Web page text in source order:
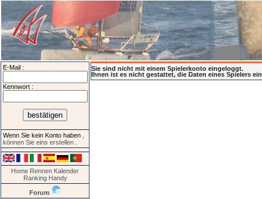
E-Mail :
Kennwort :
Wenn Sie kein Konto haben
können Sie eins erstellen
Home Rennen Kalender
Ranking Handy
Forum
Sie sind nicht mit einem Spielerkonto eingeloggt.
Ihnen ist es nicht gestattet, die Daten eines Spielers